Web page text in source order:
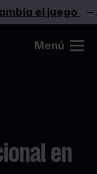
el juego –
Menú
en